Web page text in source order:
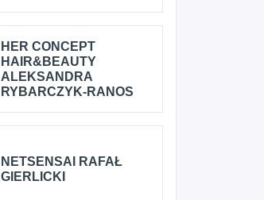
HER CONCEPT
HAIR&BEAUTY
ALEKSANDRA
RYBARCZYK-RANOS
NETSENSAI RAFAŁ
GIERLICKI